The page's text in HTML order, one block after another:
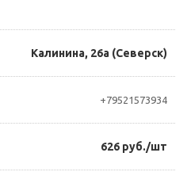
Калинина, 26а (Северск)
+79521573934
626 руб./шт